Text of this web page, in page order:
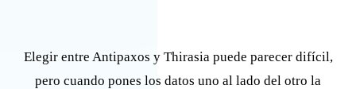
Elegir entre Antipaxos y Thirasia puede parecer difícil,
pero cuando pones los datos uno al lado del otro la